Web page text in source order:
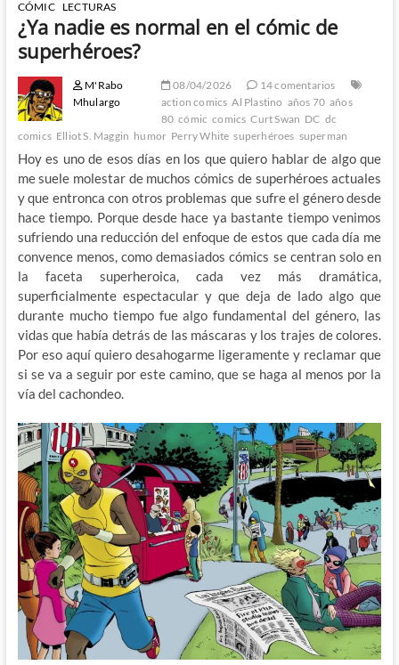
CÓMIC LECTURAS
¿Ya nadie es normal en el cómic de
superhéroes?
M'Rabo
Mhulargo
08/04/2026
14 comentarios
action comics Al Plastino años 70 años
80 cómic comics Curt Swan DC dc
comics Elliot S. Maggin humor Perry White superhéroes superman
Hoy es uno de esos días en los que quiero hablar de algo que
me suele molestar de muchos cómics de superhéroes actuales
y que entronca con otros problemas que sufre el género desde
hace tiempo. Porque desde hace ya bastante tiempo venimos
sufriendo una reducción del enfoque de estos que cada día me
convence menos, como demasiados cómics se centran solo en
la faceta superheroica, cada vez más dramática,
superficialmente espectacular y que deja de lado algo que
durante mucho tiempo fue algo fundamental del género, las
vidas que había detrás de las máscaras y los trajes de colores.
Por eso aquí quiero desahogarme ligeramente y reclamar que
si se va a seguir por este camino, que se haga al menos por la
vía del cachondeo.